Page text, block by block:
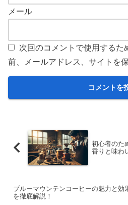
メール
次回のコメントで使用するた
前、メールアドレス、サイトを保
初心者のた
香りと味わ
ブルーマウンテンコーヒーの魅力と効
を徹底解説！